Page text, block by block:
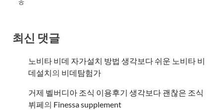
ㅎ
최신 댓글
노비타 비데 자가설치 방법 생각보다 쉬운 노비타 비
데설치의 비데탐험가
거제 벨버디아 조식 이용후기 생각보다 괜찮은 조식
뷔페의 ​Finessa supplement